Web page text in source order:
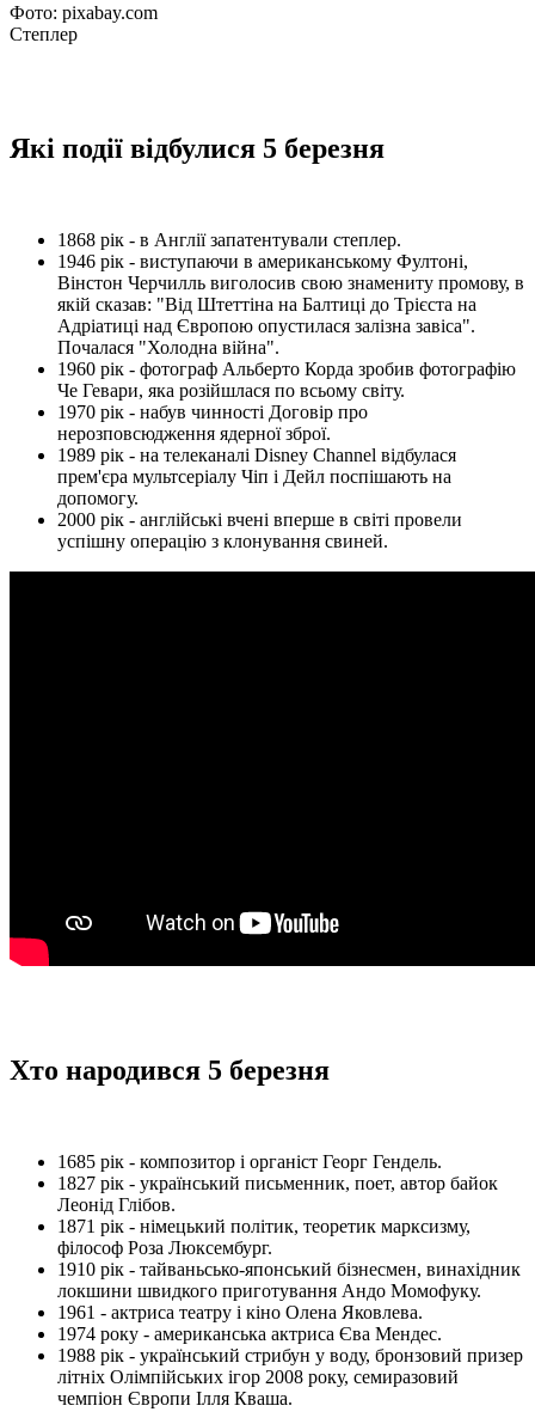
Фото: pixabay.com
Степлер
Які події відбулися 5 березня
1868 рік - в Англії запатентували степлер.
1946 рік - виступаючи в американському Фултоні,
Вінстон Черчилль виголосив свою знамениту промову, в
якій сказав: "Від Штеттіна на Балтиці до Трієста на
Адріатиці над Європою опустилася залізна завіса".
Почалася "Холодна війна".
1960 рік - фотограф Альберто Корда зробив фотографію
Че Гевари, яка розійшлася по всьому світу.
1970 рік - набув чинності Договір про
нерозповсюдження ядерної зброї.
1989 рік - на телеканалі Disney Channel відбулася
прем'єра мультсеріалу Чіп і Дейл поспішають на
допомогу.
2000 рік - англійські вчені вперше в світі провели
успішну операцію з клонування свиней.
Хто народився 5 березня
1685 рік - композитор і органіст Георг Гендель.
1827 рік - український письменник, поет, автор байок
Леонід Глібов.
1871 рік - німецький політик, теоретик марксизму,
філософ Роза Люксембург.
1910 рік - тайваньсько-японський бізнесмен, винахідник
локшини швидкого приготування Андо Момофуку.
1961 - актриса театру і кіно Олена Яковлева.
1974 року - американська актриса Єва Мендес.
1988 рік - український стрибун у воду, бронзовий призер
літніх Олімпійських ігор 2008 року, семиразовий
чемпіон Європи Ілля Кваша.